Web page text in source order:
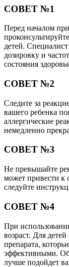
СОВЕТ №1
Перед началом
детей.
дозировку и
состояния
СОВЕТ №2
Следите за
вашего ребенка
аллергические
немедленно
СОВЕТ №3
Не превышайте
может привести к
следуйте
СОВЕТ №4
При
возраст. Для
препарата,
эффективными.
лучше подойдет